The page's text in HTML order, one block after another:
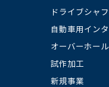
ドライブシャ
自動車用イン
オーバーホー
試作加工
新規事業